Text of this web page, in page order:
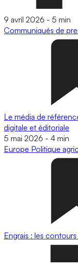
9 avril 2026 - 5 min
Communiqués de
Le média de
digitale et éditoriale
5 mai 2026 - 4 min
Europe Politique
Engrais : les